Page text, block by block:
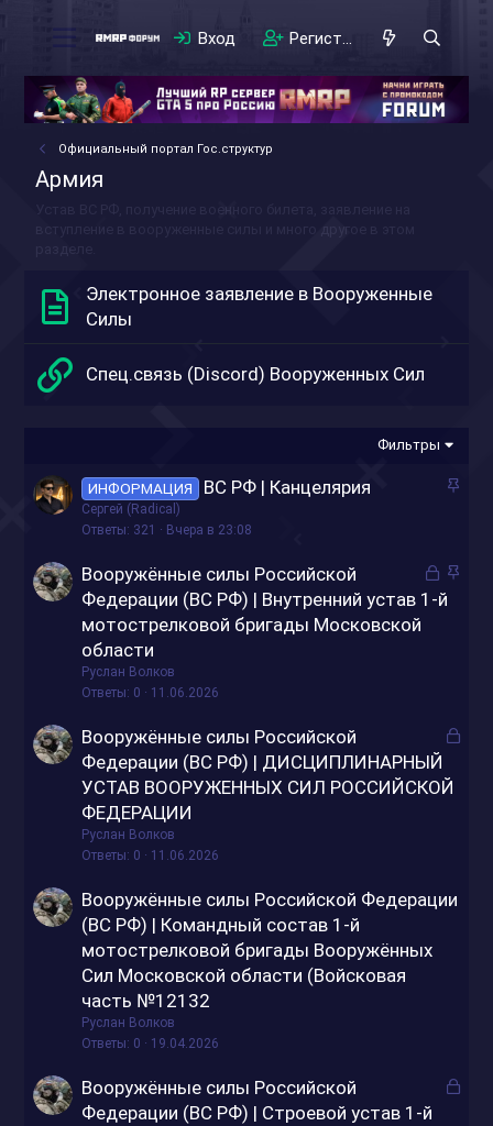
Вход Регистрация
Официальный портал Гос.структур
Армия
Устав ВС РФ, получение военного билета, заявление на
вступление в вооруженные силы и много другое в этом
разделе.
Электронное заявление в Вооруженные
Силы
Спец.связь (Discord) Вооруженных Сил
Фильтры
З
е
ИНФОРМАЦИЯ ВС РФ | Канцелярия
Сергей (Radical)
Ответы 321 Вчера в 23:08
З
а
З
е
Вооружённые силы Российской
Федерации (ВС РФ) | Внутренний устав 1-й
мотострелковой бригады Московской
области
Руслан Волков
Ответы 0 11.06.2026
З
Вооружённые силы Российской
Федерации (ВС РФ) | ДИСЦИПЛИНАРНЫЙ
УСТАВ ВООРУЖЕННЫХ СИЛ РОССИЙСКОЙ
ФЕДЕРАЦИИ
Руслан Волков
Ответы 0 11.06.2026
Вооружённые силы Российской Федерации
(ВС РФ) | Командный состав 1-й
мотострелковой бригады Вооружённых
Сил Московской области (Войсковая
часть №12132
Руслан Волков
Ответы 0 19.04.2026
З
Вооружённые силы Российской
Федерации (ВС РФ) | Строевой устав 1-й